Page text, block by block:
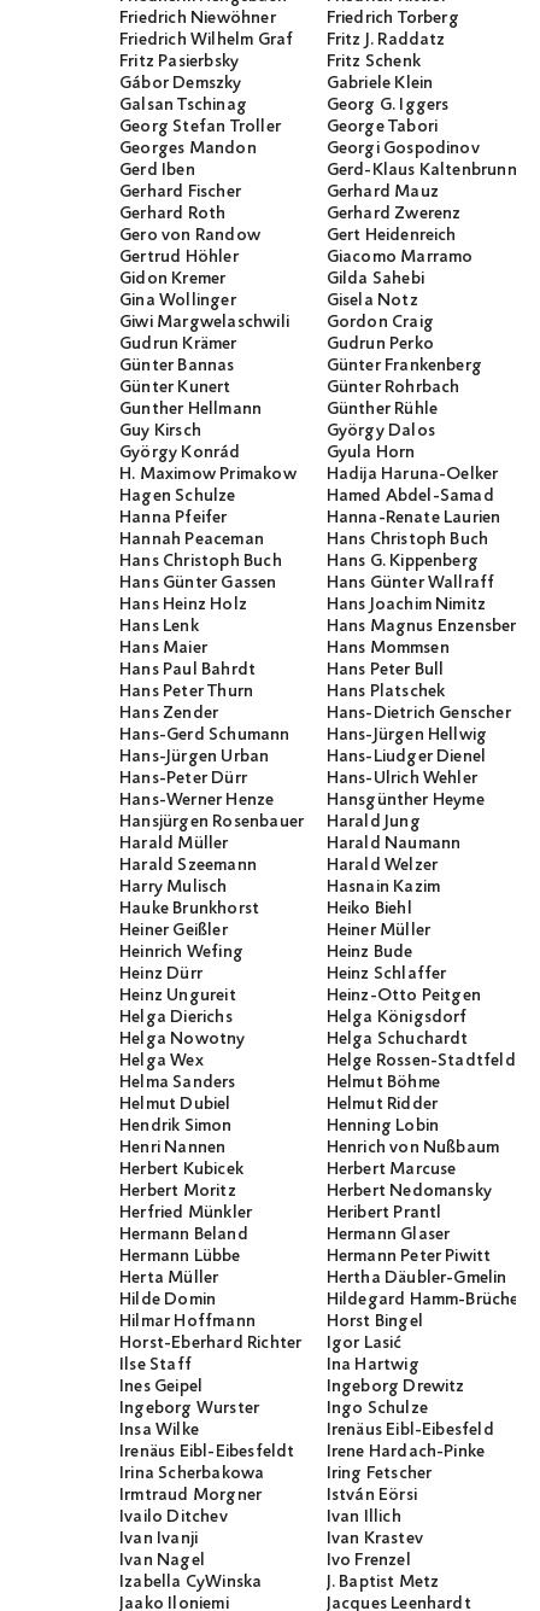
Friedrich Niewöhner
Friedrich Torberg
Friedrich Wilhelm Graf
Fritz J. Raddatz
Fritz Pasierbsky
Fritz Schenk
Gábor Demszky
Gabriele Klein
Galsan Tschinag
Georg G. Iggers
Georg Stefan Troller
George Tabori
Georges Mandon
Georgi Gospodinov
Gerd Iben
Gerd-Klaus Kaltenbrunner
Gerhard Fischer
Gerhard Mauz
Gerhard Roth
Gerhard Zwerenz
Gero von Randow
Gert Heidenreich
Gertrud Höhler
Giacomo Marramo
Gidon Kremer
Gilda Sahebi
Gina Wollinger
Gisela Notz
Giwi Margwelaschwili
Gordon Craig
Gudrun Krämer
Gudrun Perko
Günter Bannas
Günter Frankenberg
Günter Kunert
Günter Rohrbach
Gunther Hellmann
Günther Rühle
Guy Kirsch
György Dalos
György Konrád
Gyula Horn
H. Maximow Primakow
Hadija Haruna-Oelker
Hagen Schulze
Hamed Abdel-Samad
Hanna Pfeifer
Hanna-Renate Laurien
Hannah Peaceman
Hans Christoph Buch
Hans Christoph Buch
Hans G. Kippenberg
Hans Günter Gassen
Hans Günter Wallraff
Hans Heinz Holz
Hans Joachim Nimitz
Hans Lenk
Hans Magnus
Hans Maier
Hans Mommsen
Hans Paul Bahrdt
Hans Peter Bull
Hans Peter Thurn
Hans Platschek
Hans Zender
Hans-Dietrich Genscher
Hans-Gerd Schumann
Hans-Jürgen Hellwig
Hans-Jürgen Urban
Hans-Liudger Dienel
Hans-Peter Dürr
Hans-Ulrich Wehler
Hans-Werner Henze
Hansgünther Heyme
Hansjürgen Rosenbauer
Harald Jung
Harald Müller
Harald Naumann
Harald Szeemann
Harald Welzer
Harry Mulisch
Hasnain Kazim
Hauke Brunkhorst
Heiko Biehl
Heiner Geißler
Heiner Müller
Heinrich Wefing
Heinz Bude
Heinz Dürr
Heinz Schlaffer
Heinz Ungureit
Heinz-Otto Peitgen
Helga Dierichs
Helga Königsdorf
Helga Nowotny
Helga Schuchardt
Helga Wex
Helge Rossen-Stadtfeld
Helma Sanders
Helmut Böhme
Helmut Dubiel
Helmut Ridder
Hendrik Simon
Henning Lobin
Henri Nannen
Henrich von Nußbaum
Herbert Kubicek
Herbert Marcuse
Herbert Moritz
Herbert Nedomansky
Herfried Münkler
Heribert Prantl
Hermann Beland
Hermann Glaser
Hermann Lübbe
Hermann Peter Piwitt
Herta Müller
Hertha Däubler-Gmelin
Hilde Domin
Hildegard Hamm-Brücher
Hilmar Hoffmann
Horst Bingel
Horst-Eberhard Richter
Igor Lasić
Ilse Staff
Ina Hartwig
Ines Geipel
Ingeborg Drewitz
Ingeborg Wurster
Ingo Schulze
Insa Wilke
Irenäus Eibl-Eibesfeld
Irenäus Eibl-Eibesfeldt
Irene Hardach-Pinke
Irina Scherbakowa
Iring Fetscher
Irmtraud Morgner
István Eörsi
Ivailo Ditchev
Ivan Illich
Ivan Ivanji
Ivan Krastev
Ivan Nagel
Ivo Frenzel
Izabella CyWinska
J. Baptist Metz
Jaako Iloniemi
Jacques Leenhardt